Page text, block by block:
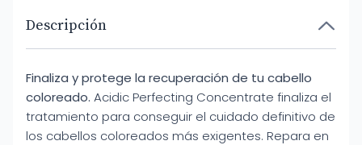
Descripción
Finaliza y protege la recuperación de tu cabello
coloreado. Acidic Perfecting Concentrate finaliza el
tratamiento para conseguir el cuidado definitivo de
los cabellos coloreados más exigentes. Repara en